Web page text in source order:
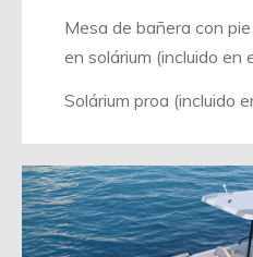
Mesa de bañera con
en solárium (incluido
Solárium proa (incluido